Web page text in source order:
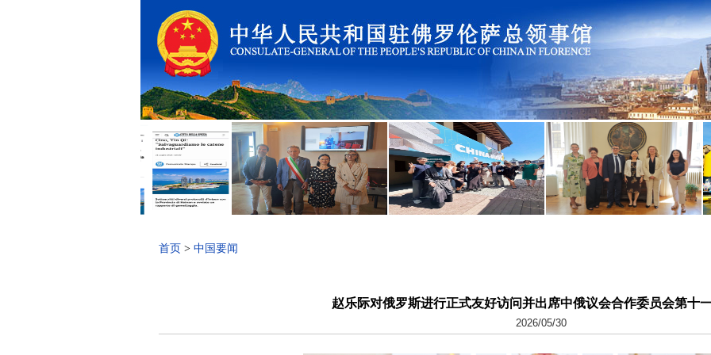
首页 > 中国要闻
赵乐际对俄罗斯进行正式友好访问并出席中俄议会合作委员会第十
2026/05/30